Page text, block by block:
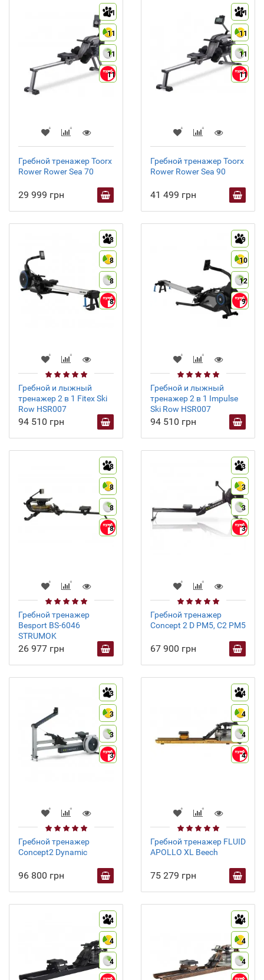
11
11
11
11
Гребной тренажер Toorx
Rower Rower Sea 70
29 999 грн
11
11
11
11
Гребной тренажер Toorx
Rower Rower Sea 90
41 499 грн
8
8
8
8
Гребной и лыжный
тренажер 2 в 1 Fitex Ski
Row HSR007
94 510 грн
9
10
12
9
Гребной и лыжный
тренажер 2 в 1 Impulse
Ski Row HSR007
94 510 грн
8
8
8
8
Гребной тренажер
Besport BS-6046
STRUMOK
26 977 грн
3
3
3
3
Гребной тренажер
Concept 2 D РМ5, C2 PM5
67 900 грн
3
3
3
3
Гребной тренажер
Concept2 Dynamic
96 800 грн
4
4
4
4
Гребной тренажер FLUID
APOLLO XL Beech
75 279 грн
4
4
4
4
4
4